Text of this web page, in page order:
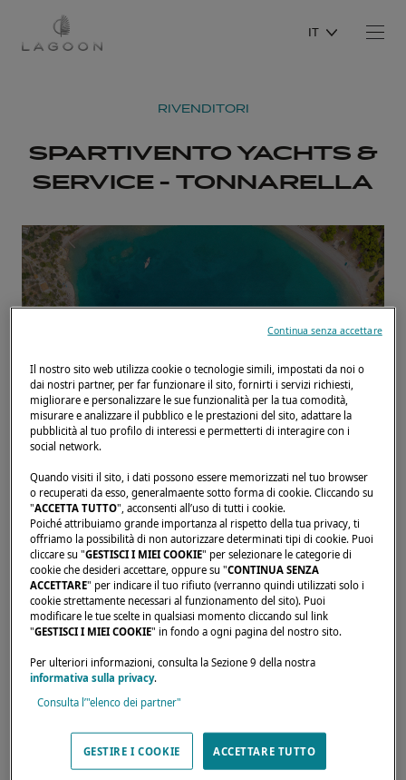
IT
RIVENDITORI
SPARTIVENTO YACHTS &
SERVICE - TONNARELLA
Home page Rivenditori SPARTIVENTO YACHTS & SERVICE -
I nostri rivenditori sono disponibili per
soddisfare le tue aspettative ed esigenze.
Sapranno informarti sul catamarano Lagoon
dei tuoi sogni, ovunque nel mondo.
VIA PRESTIPAOLO VILLAGGIO
PORTOROSA,
Il nostro sito web utilizza cookie o tecnologie simili, impostati da noi o
dai nostri partner, per far funzionare il sito, fornirti i servizi richiesti,
migliorare e personalizzare le sue funzionalità per la tua comodità,
misurare e analizzare il pubblico e le prestazioni del sito, adattare la
pubblicità al tuo profilo di interessi e permetterti di interagire con i
social network.
Quando visiti il sito, i dati possono essere memorizzati nel tuo browser
o recuperati da esso, generalmaente sotto forma di cookie. Cliccando su
"ACCETTA TUTTO", acconsenti all’uso di tutti i cookie.
Poiché attribuiamo grande importanza al rispetto della tua privacy, ti
offriamo la possibilità di non autorizzare determinati tipi di cookie. Puoi
cliccare su "GESTISCI I MIEI COOKIE" per selezionare le categorie di
cookie che desideri accettare, oppure su "CONTINUA SENZA
ACCETTARE" per indicare il tuo rifiuto (verranno quindi utilizzati solo i
cookie strettamente necessari al funzionamento del sito). Puoi
modificare le tue scelte in qualsiasi momento cliccando sul link
"GESTISCI I MIEI COOKIE" in fondo a ogni pagina del nostro sito.
Per ulteriori informazioni, consulta la Sezione 9 della nostra
informativa sulla privacy.
Consulta l’"elenco dei partner"
GESTIRE I COOKIE ACCETTARE TUTTO
Continua senza accettare